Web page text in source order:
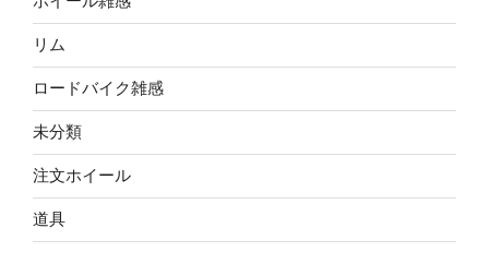
リム
ロードバイク雑感
未分類
注文ホイール
道具